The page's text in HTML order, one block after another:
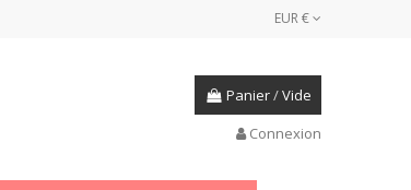
EUR €
Panier/Vide
Connexion